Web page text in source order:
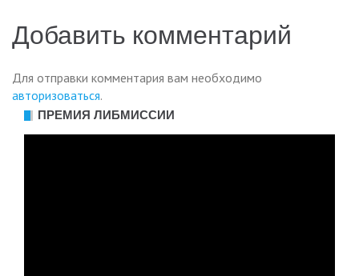
Добавить комментарий
Для отправки комментария вам необходимо
авторизоваться.
ПРЕМИЯ ЛИБМИССИИ